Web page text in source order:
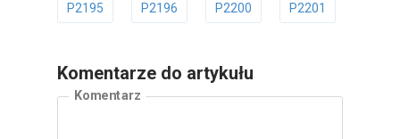
P2195 P2196 P2200 P2201
Komentarze do artykułu
Komentarz